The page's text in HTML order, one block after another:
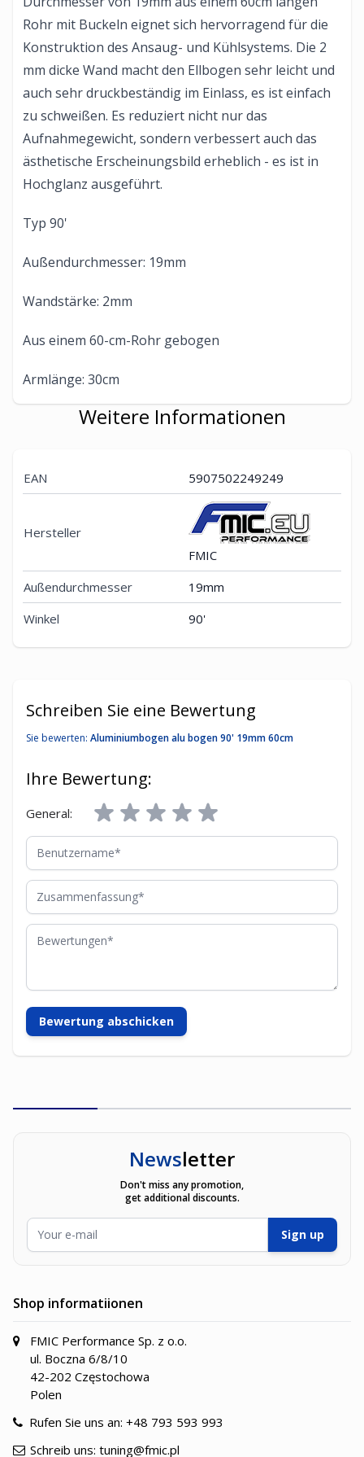
Rohr mit Buckeln eignet sich hervorragend für die
Konstruktion des Ansaug- und Kühlsystems. Die 2
mm dicke Wand macht den Ellbogen sehr leicht und
auch sehr druckbeständig im Einlass, es ist einfach
zu schweißen. Es reduziert nicht nur das
Aufnahmegewicht, sondern verbessert auch das
ästhetische Erscheinungsbild erheblich - es ist in
Hochglanz ausgeführt.
Typ 90'
Außendurchmesser: 19mm
Wandstärke: 2mm
Aus einem 60-cm-Rohr gebogen
Armlänge: 30cm
Weitere Informationen
EAN 5907502249249
Hersteller
FMIC
Außendurchmesser
19mm
Winkel
90'
Schreiben Sie eine Bewertung
Sie bewerten: Aluminiumbogen alu bogen 90' 19mm 60cm
Ihre Bewertung:
General:
Benutzername
Zusammenfassung
Bewertungen
Bewertung abschicken
Newsletter
Don't miss any promotion,
get additional discounts.
Sign up
Shop informatiionen
FMIC Performance Sp. z o.o.
ul. Boczna 6/8/10
42-202 Częstochowa
Polen
Rufen Sie uns an: +48 793 593 993
Schreib uns: tuning@fmic.pl